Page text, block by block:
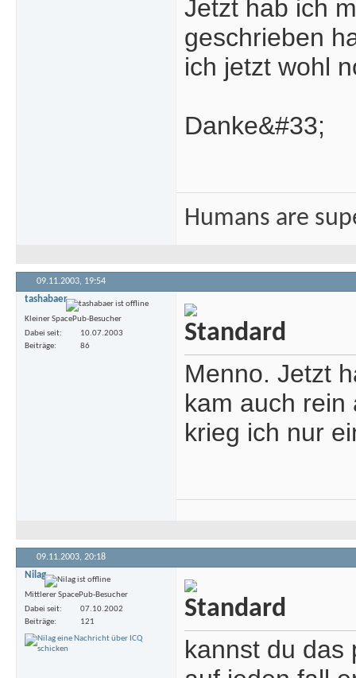
Jetzt hab ich
geschrieben
ich jetzt wohl
Danke&#33;
Humans are
09.11.2003, 19:54
tashabaer
Kleiner SpacePub-Besucher
Dabei seit
10.07.2003
Beiträge
86
Menno. Jetzt
kam auch rein
krieg ich nur
09.11.2003, 20:18
Nilag
Mittlerer SpacePub-Besucher
Dabei seit
07.10.2002
Beiträge
121
kannst du das